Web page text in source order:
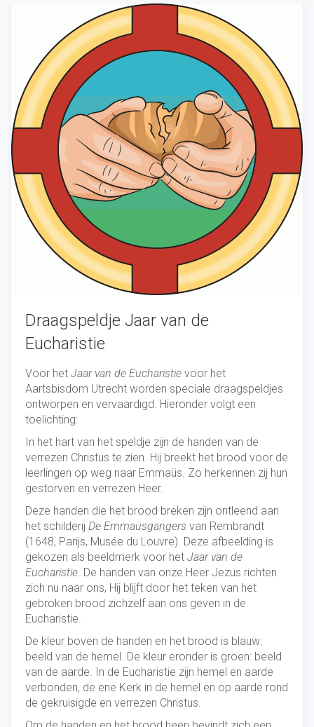
Draagspeldje Jaar van de
Eucharistie
Voor het Jaar van de Eucharistie voor het
Aartsbisdom Utrecht worden speciale draagspeldjes
ontworpen en vervaardigd. Hieronder volgt een
toelichting:
In het hart van het speldje zijn de handen van de
verrezen Christus te zien. Hij breekt het brood voor de
leerlingen op weg naar Emmaüs. Zo herkennen zij hun
gestorven en verrezen Heer.
Deze handen die het brood breken zijn ontleend aan
het schilderij De Emmaüsgangers van Rembrandt
(1648, Parijs, Musée du Louvre). Deze afbeelding is
gekozen als beeldmerk voor het Jaar van de
Eucharistie. De handen van onze Heer Jezus richten
zich nu naar ons, Hij blijft door het teken van het
gebroken brood zichzelf aan ons geven in de
Eucharistie.
De kleur boven de handen en het brood is blauw:
beeld van de hemel. De kleur eronder is groen: beeld
van de aarde. In de Eucharistie zijn hemel en aarde
verbonden, de ene Kerk in de hemel en op aarde rond
de gekruisigde en verrezen Christus.